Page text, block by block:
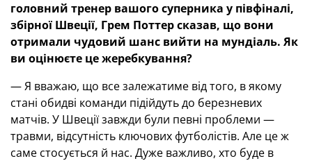
головний тренер вашого суперника у півфіналі,
збірної Швеції, Грем Поттер сказав, що вони
отримали чудовий шанс вийти на мундіаль. Як
ви оцінюєте це жеребкування?
— Я вважаю, що все залежатиме від того, в якому
стані обидві команди підійдуть до березневих
матчів. У Швеції завжди були певні проблеми —
травми, відсутність ключових футболістів. Але це ж
саме стосується й нас. Дуже важливо, хто буде в